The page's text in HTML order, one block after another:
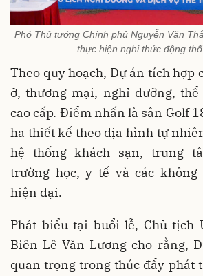
Phó Thủ tướng Chính phủ Nguyễn Văn
thực hiện nghi thức động
Theo quy hoạch, Dự án tích hợp
ở, thương mại, nghỉ dưỡng,
cao cấp. Điểm nhấn là sân Golf
ha thiết kế theo địa hình tự
hệ thống khách sạn, trung
trường học, y tế và các không
hiện đại.
Phát biểu tại buổi lễ, Chủ tịch
Biên Lê Văn Lương cho rằng,
quan trọng trong thúc đẩy phát